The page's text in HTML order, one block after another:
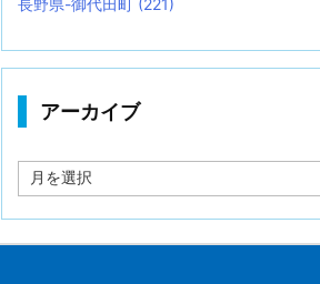
長野県-御代田町 (221)
アーカイブ
ー